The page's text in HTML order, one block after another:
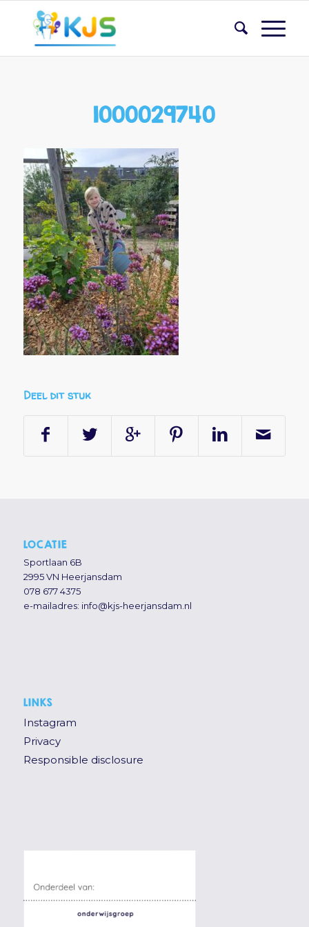
1000029740
Deel dit stuk
LOCATIE
Sportlaan 6B
2995 VN Heerjansdam
078 677 4375
e-mailadres: info@kjs-heerjansdam.nl
LINKS
Instagram
Privacy
Responsible disclosure